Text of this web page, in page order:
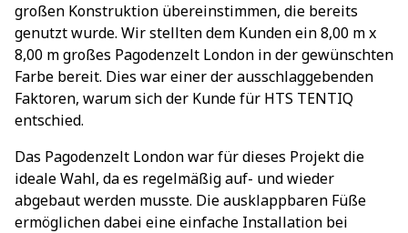
großen Konstruktion übereinstimmen, die bereits
genutzt wurde. Wir stellten dem Kunden ein 8,00 m x
8,00 m großes Pagodenzelt London in der gewünschten
Farbe bereit. Dies war einer der ausschlaggebenden
Faktoren, warum sich der Kunde für HTS TENTIQ
entschied.
Das Pagodenzelt London war für dieses Projekt die
ideale Wahl, da es regelmäßig auf- und wieder
abgebaut werden musste. Die ausklappbaren Füße
ermöglichen dabei eine einfache Installation bei